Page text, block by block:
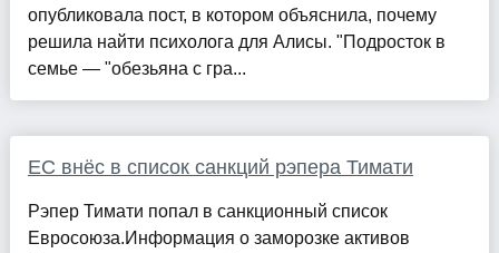
опубликовала пост, в котором объяснила, почему
решила найти психолога для Алисы. "Подросток в
семье — "обезьяна с гра...
ЕС внёс в список санкций рэпера Тимати
Рэпер Тимати попал в санкционный список
Евросоюза.Информация о заморозке активов